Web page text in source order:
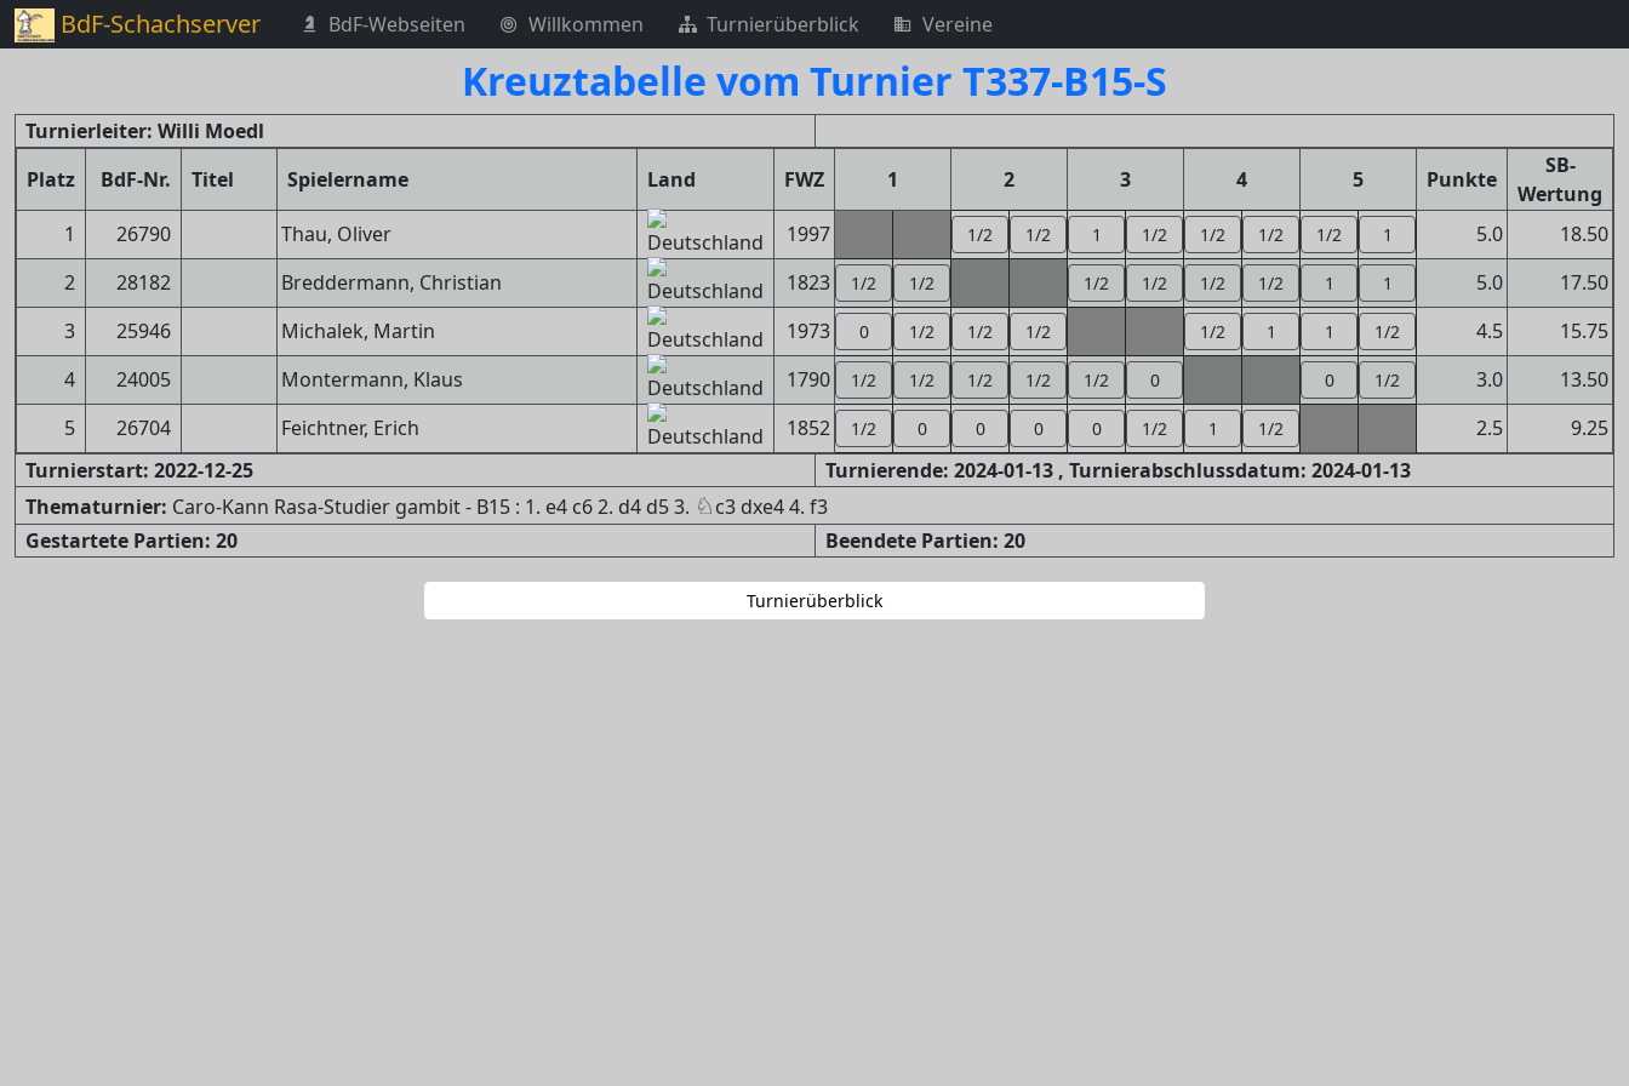
BdF-Schachserver BdF-Webseiten Willkommen Turnierüberblick Vereine
Kreuztabelle vom Turnier T337-B15-S
Turnierleiter: Willi Moedl
Platz
BdF-Nr. Titel Spielername Land FWZ 1 2 3 4 5 Punkte
SB-
Wertung
1
26790 Thau, Oliver 1997 1/2 1/2 1 1/2 1/2 1/2 1/2 1 5.0
18.50
2
28182 Breddermann, Christian 1823 1/2 1/2 1/2 1/2 1/2 1/2 1 1 5.0
17.50
3
25946 Michalek, Martin 1973 0 1/2 1/2 1/2 1/2 1 1 1/2 4.5
15.75
4
24005 Montermann, Klaus 1790 1/2 1/2 1/2 1/2 1/2 0 0 1/2 3.0
13.50
5
26704 Feichtner, Erich 1852 1/2 0 0 0 0 1/2 1 1/2 2.5
9.25
Turnierstart: 2022-12-25
Turnierende: 2024-01-13 , Turnierabschlussdatum: 2024-01-13
Thematurnier: Caro-Kann Rasa-Studier gambit - B15 : 1. e4 c6 2. d4 d5 3. ♘c3 dxe4 4. f3
Gestartete Partien: 20
Beendete Partien: 20
Turnierüberblick